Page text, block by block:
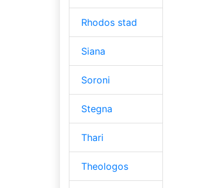
Rhodos stad
Siana
Soroni
Stegna
Thari
Theologos